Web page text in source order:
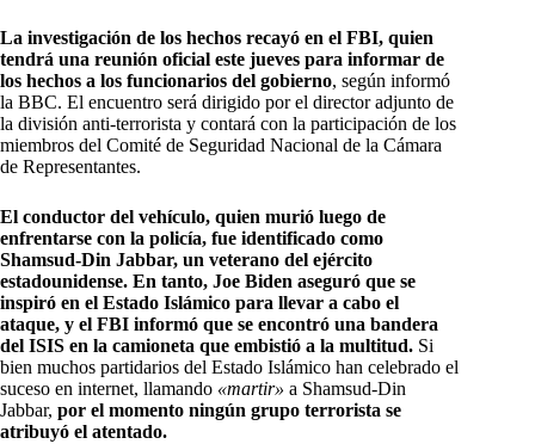
La investigación de los hechos recayó en el FBI, quien
tendrá una reunión oficial este jueves para informar de
los hechos a los funcionarios del gobierno, según informó
la BBC. El encuentro será dirigido por el director adjunto de
la división anti-terrorista y contará con la participación de los
miembros del Comité de Seguridad Nacional de la Cámara
de Representantes.
El conductor del vehículo, quien murió luego de
enfrentarse con la policía, fue identificado como
Shamsud-Din Jabbar, un veterano del ejército
estadounidense. En tanto, Joe Biden aseguró que se
inspiró en el Estado Islámico para llevar a cabo el
ataque, y el FBI informó que se encontró una bandera
del ISIS en la camioneta que embistió a la multitud. Si
bien muchos partidarios del Estado Islámico han celebrado el
suceso en internet, llamando «martir» a Shamsud-Din
Jabbar, por el momento ningún grupo terrorista se
atribuyó el atentado.